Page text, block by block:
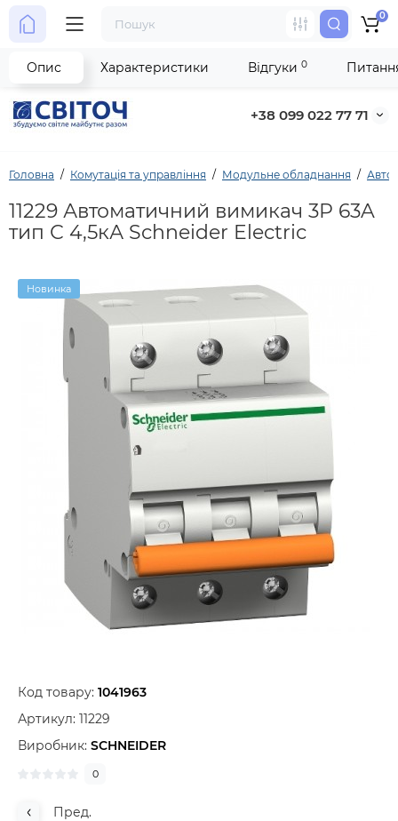
+38 099 022 77 71
0
Головна Комутація та управління Модульне обладнання
11229 Автоматичний вимикач 3Р 63A
тип С 4,5кА Schneider Electric
Новинка
Код товару: 1041963
Артикул: 11229
Виробник: SCHNEIDER
0
Пред.
Опис Характеристики Відгуки 0